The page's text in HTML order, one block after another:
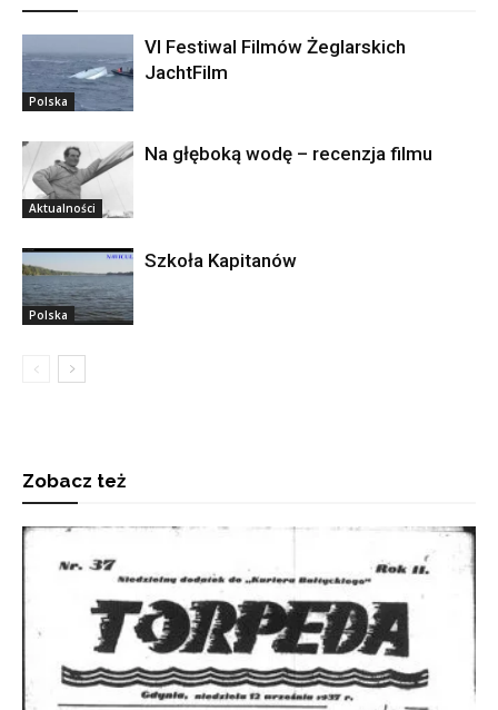
Polska
VI Festiwal Filmów Żeglarskich
JachtFilm
Aktualności
Na głęboką wodę – recenzja filmu
Polska
Szkoła Kapitanów
Zobacz też